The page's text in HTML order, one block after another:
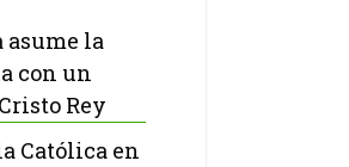
asume la
con un
Rey
Católica en